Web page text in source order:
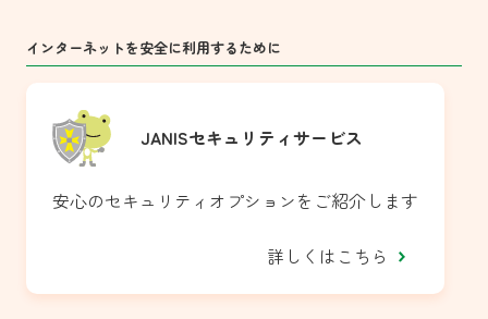
インターネットを安全に利用するために
JANISセキュリティサービス
安心のセキュリティオプションをご紹介します
詳しくはこちら